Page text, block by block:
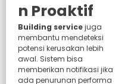
n Proaktif
Building servicejuga
membantu mendeteksi
potensi kerusakan lebih
awal. Sistem bisa
memberikan notifikasi jika
ada penurunan performa